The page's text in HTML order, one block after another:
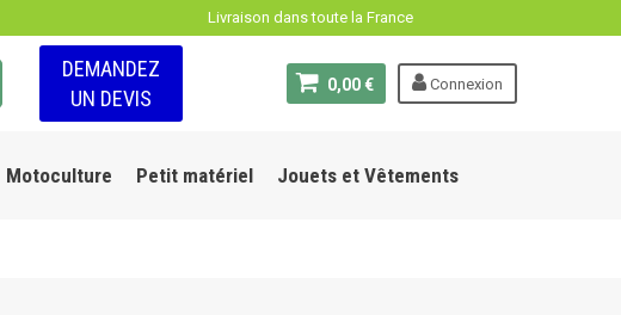
Livraison dans toute la France
Connexion
0,00 €
DEMANDEZ
UN DEVIS
Motoculture Petit matériel Jouets et Vêtements